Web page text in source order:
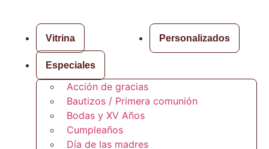
Vitrina Personalizados
Especiales
Acción de gracias
Bautizos / Primera comunión
Bodas y XV Años
Cumpleaños
Día de las madres